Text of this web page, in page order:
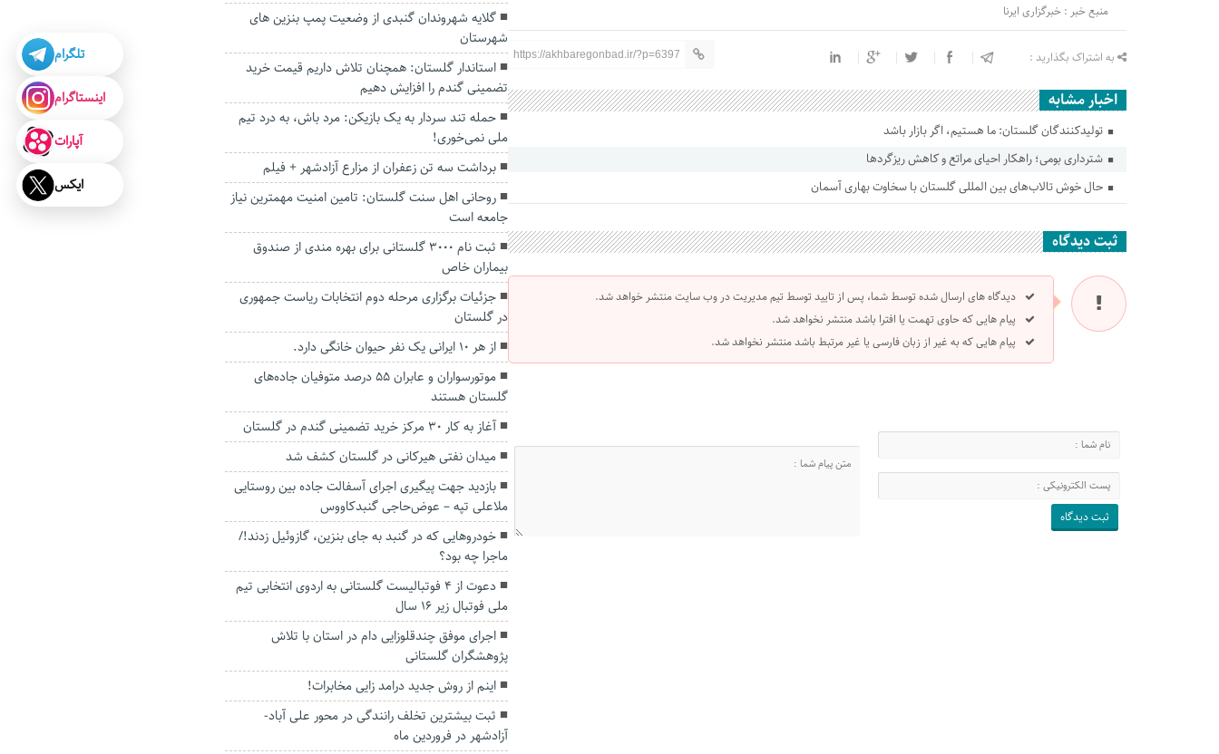
منبع خبر : خبرگزاری ایرنا
به اشتراک بگذارید : https://akhbaregonbad.ir/?p=6397
اخبار مشابه
تولیدکنندگان گلستان: ما هستیم، اگر بازار باشد
شترداری بومی؛ راهکار احیای مراتع و کاهش ریزگردها
حال خوش تالاب‌های بین المللی گلستان با سخاوت بهاری آسمان
ثبت دیدگاه
دیدگاه های ارسال شده توسط شما، پس از تایید توسط تیم مدیریت در وب سایت منتشر خواهد شد.
پیام هایی که حاوی تهمت یا افترا باشد منتشر نخواهد شد.
پیام هایی که به غیر از زبان فارسی یا غیر مرتبط باشد منتشر نخواهد شد.
گلایه شهروندان گنبدی از وضعیت پمپ بنزین های
شهرستان
استاندار گلستان: همچنان تلاش داریم قیمت خرید
تضمینی گندم را افزایش دهیم
حمله تند سردار به یک بازیکن: مرد باش، به درد تیم
ملی نمی‌خوری!
برداشت سه تن زعفران از مزارع آزادشهر + فیلم
روحانی اهل سنت گلستان: تامین امنیت مهمترین نیاز
جامعه است
ثبت نام ۳۰۰۰ گلستانی برای بهره مندی از صندوق
بیماران خاص
جزئیات برگزاری مرحله دوم انتخابات ریاست جمهوری
در گلستان
از هر ۱۰ ایرانی یک نفر حیوان خانگی دارد.
موتورسواران و عابران ۵۵ درصد متوفیان جاده‌های
گلستان هستند
آغاز به کار ۳۰ مرکز خرید تضمینی گندم در گلستان
میدان نفتی هیرکانی در گلستان کشف شد
بازدید جهت پیگیری اجرای آسفالت جاده بین روستایی
ملاعلی تپه – عوض‌حاجی گنبدکاووس
خودروهایی که در گنبد به جای بنزین، گازوئیل زدند!/
ماجرا چه بود؟
دعوت از ۴ فوتبالیست گلستانی به اردوی انتخابی تیم
ملی فوتبال زیر ١۶ سال
اجرای موفق چندقلوزایی دام در استان با تلاش
پژوهشگران گلستانی
اینم از روش جدید درامد زایی مخابرات!
ثبت بیشترین تخلف رانندگی در محور علی آباد-
آزادشهر در فروردین ماه
تلگرام
اینستاگرام
آپارات
ایکس